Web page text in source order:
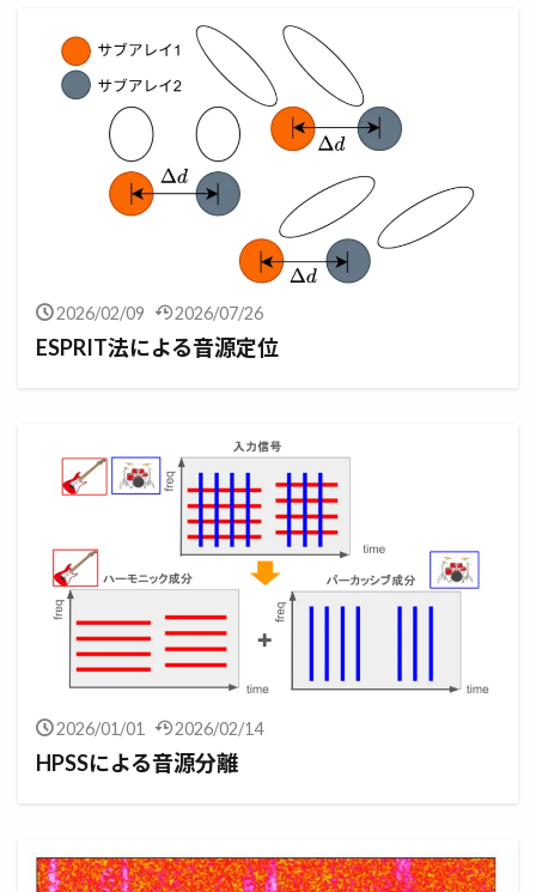
2026/02/09 2026/07/26
ESPRIT法による音源定位
2026/01/01 2026/02/14
HPSSによる音源分離